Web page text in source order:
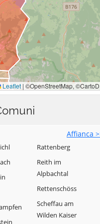
Affianca
Rattenberg
Reith im
Alpbachtal
Rettenschöss
Scheffau am
Wilden Kaiser